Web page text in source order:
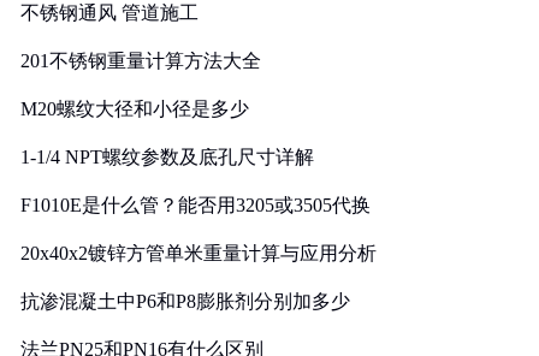
不锈钢通风 管道施工
201不锈钢重量计算方法大全
M20螺纹大径和小径是多少
1-1/4 NPT螺纹参数及底孔尺寸详解
F1010E是什么管？能否用3205或3505代换
20x40x2镀锌方管单米重量计算与应用分析
抗渗混凝土中P6和P8膨胀剂分别加多少
法兰PN25和PN16有什么区别